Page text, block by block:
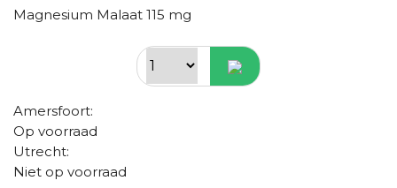
Magnesium Malaat 115 mg
Amersfoort:
Op voorraad
Utrecht:
Niet op voorraad